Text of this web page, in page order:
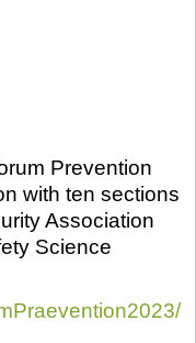
Prevention
with ten sections
Association
Science